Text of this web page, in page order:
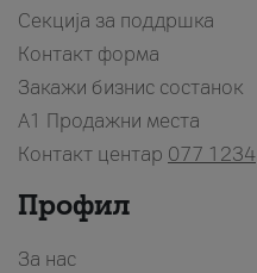
Секција за поддршка
Контакт форма
Закажи бизнис состанок
A1 Продажни места
Контакт центар 077 1234
Профил
За нас